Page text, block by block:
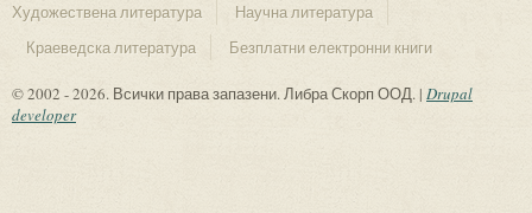
Художествена литература
Научна литература
Краеведска литература
Безплатни електронни книги
© 2002 - 2026. Всички права запазени. Либра Скорп ООД. | Drupal
developer